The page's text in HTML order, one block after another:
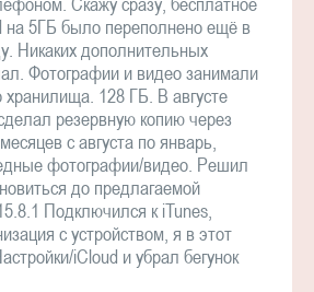
на 5ГБ было переполнено ещё в
Никаких дополнительных
Фотографии и видео занимали
хранилища. 128 ГБ. В августе
резервную копию через
с августа по январь,
фотографии/видео. Решил
до предлагаемой
Подключился к iTunes,
с устройством, я в этот
iCloud и убрал бегунок